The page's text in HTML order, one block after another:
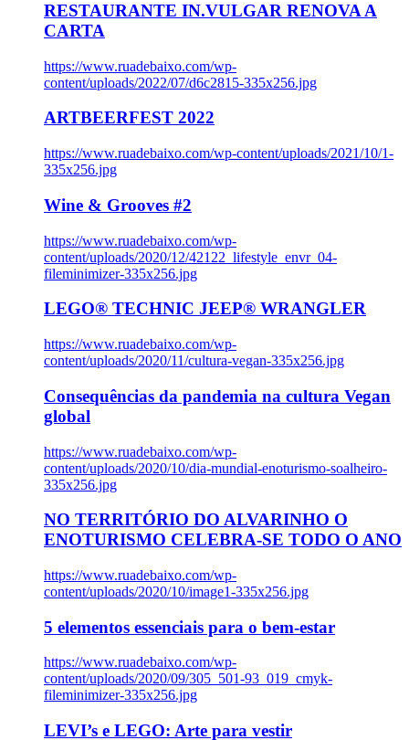
RESTAURANTE IN.VULGAR RENOVA A
CARTA
https://www.ruadebaixo.com/wp-
content/uploads/2022/07/d6c2815-335x256.jpg
ARTBEERFEST 2022
https://www.ruadebaixo.com/wp-content/uploads/2021/10/1-
335x256.jpg
Wine & Grooves #2
https://www.ruadebaixo.com/wp-
content/uploads/2020/12/42122_lifestyle_envr_04-
fileminimizer-335x256.jpg
LEGO® TECHNIC JEEP® WRANGLER
https://www.ruadebaixo.com/wp-
content/uploads/2020/11/cultura-vegan-335x256.jpg
Consequências da pandemia na cultura Vegan
global
https://www.ruadebaixo.com/wp-
content/uploads/2020/10/dia-mundial-enoturismo-soalheiro-
335x256.jpg
NO TERRITÓRIO DO ALVARINHO O
ENOTURISMO CELEBRA-SE TODO O ANO
https://www.ruadebaixo.com/wp-
content/uploads/2020/10/image1-335x256.jpg
5 elementos essenciais para o bem-estar
https://www.ruadebaixo.com/wp-
content/uploads/2020/09/305_501-93_019_cmyk-
fileminimizer-335x256.jpg
LEVI’s e LEGO: Arte para vestir